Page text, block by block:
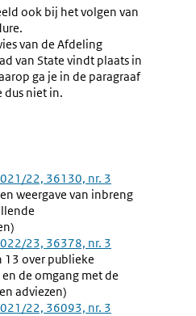
ook bij het volgen van
van de Afdeling
van State vindt plaats in
ga je in de paragraaf
dus niet in.
22, 36130, nr. 3
weergave van inbreng
23, 36378, nr. 3
over publieke
de omgang met de
adviezen)
22, 36093, nr. 3